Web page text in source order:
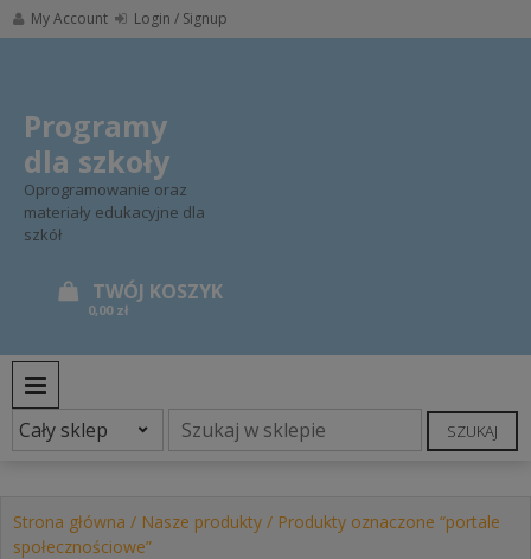
Skip
to
My Account Login / Signup
Programy
dla szkoły
Oprogramowanie oraz
materiały edukacyjne dla
szkół
0,00 zł
SZUKAJ
Strona główna / Nasze produkty / Produkty oznaczone “portale
społecznościowe”